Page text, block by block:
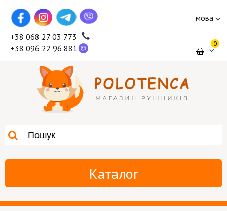
мова
+38 068 27 03 773
+38 096 22 96 881
0
Каталог